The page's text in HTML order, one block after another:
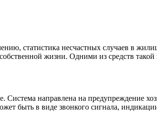
статистика несчастных случаев в
жизни. Одними из средств
Система направлена на предупреждение
быть в виде звонкого сигнала,